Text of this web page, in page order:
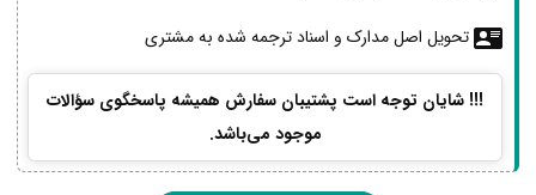
تحویل اصل مدارک و اسناد ترجمه شده به مشتری
!!! شایان توجه است پشتیبان سفارش همیشه پاسخگوی سؤالات
موجود می‌باشد.